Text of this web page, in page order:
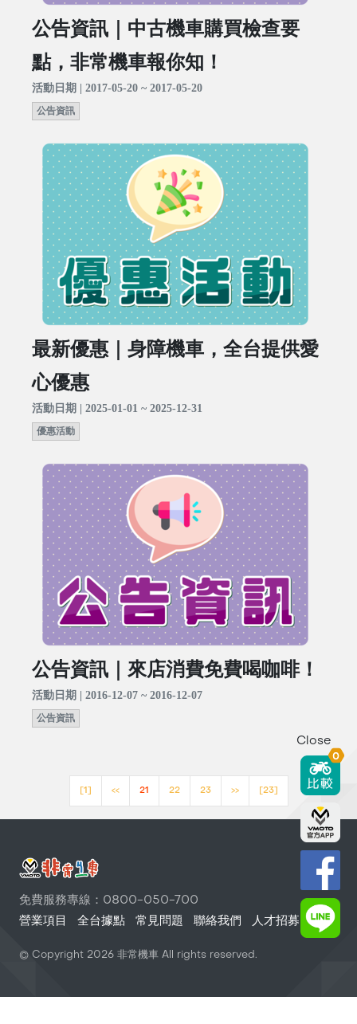
公告資訊｜中古機車購買檢查要
點，非常機車報你知！
活動日期 | 2017-05-20 ~ 2017-05-20
公告資訊
最新優惠｜身障機車，全台提供愛
心優惠
活動日期 | 2025-01-01 ~ 2025-12-31
優惠活動
公告資訊｜來店消費免費喝咖啡！
活動日期 | 2016-12-07 ~ 2016-12-07
公告資訊
[1] << 21 22 23 >> [23]
免費服務專線：0800-050-700
營業項目
全台據點 常見問題 聯絡我們 人才招募
© Copyright 2026 非常機車 All rights reserved.
Close
0